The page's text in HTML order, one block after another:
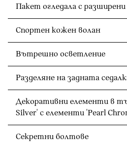
Пакет огледала с
Спортен кожен волан
Вътрешно осветление
Разделяне на задната
Декоративни елементи в
Silver' с елементи 'Pearl
Секретни болтове